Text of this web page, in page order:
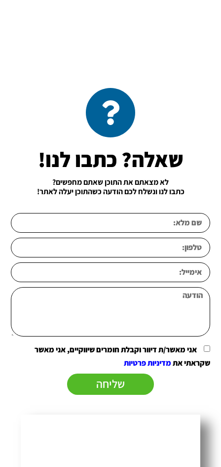
שאלה? כתבו לנו!
לא מצאתם את התוכן שאתם מחפשים?
כתבו לנו ונשלח לכם הודעה כשהתוכן יעלה לאתר!
אני מאשר/ת דיוור וקבלת חומרים שיווקיים, אני מאשר
שקראתי אתמדיניות פרטיות
שליחה